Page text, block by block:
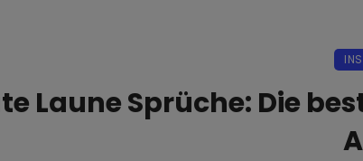
Laune Sprüche: Die